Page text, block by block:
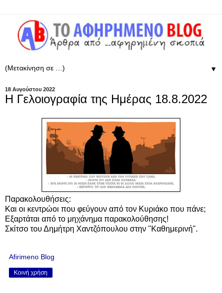
▼
18 Αυγούστου 2022
Η Γελοιογραφία της Ημέρας 18.8.2022
Παρακολουθήσεις:
Και οι κεντρώοι που φεύγουν από τον Κυριάκο που πάνε;
Εξαρτάται από το μηχάνημα παρακολούθησης!
Σκίτσο του Δημήτρη Χαντζόπουλου στην "Καθημερινή".
Afirimeno Blog
Κοινή χρήση